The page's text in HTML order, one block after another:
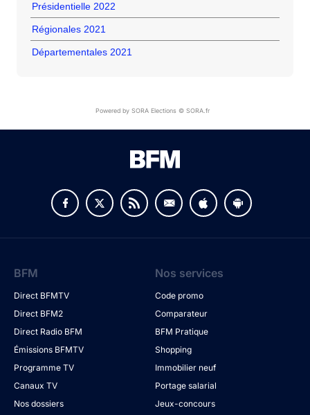
Présidentielle 2022
Régionales 2021
Départementales 2021
Powered by SORA Elections © SORA.fr
BFM
Direct BFMTV
Direct BFM2
Direct Radio BFM
Émissions BFMTV
Programme TV
Canaux TV
Nos dossiers
Nos services
Code promo
Comparateur
BFM Pratique
Shopping
Immobilier neuf
Portage salarial
Jeux-concours